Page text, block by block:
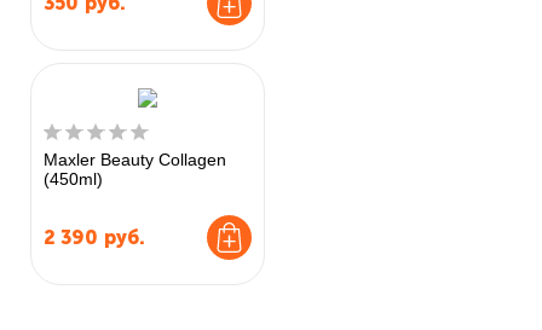
Maxler Beauty Collagen
(450ml)
2 390 руб.